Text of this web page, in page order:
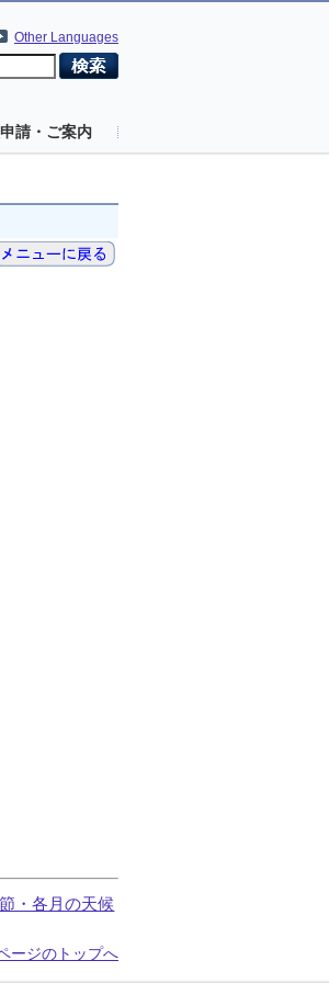
Other Languages
請・ご案内
・各月の天候
ージのトップへ